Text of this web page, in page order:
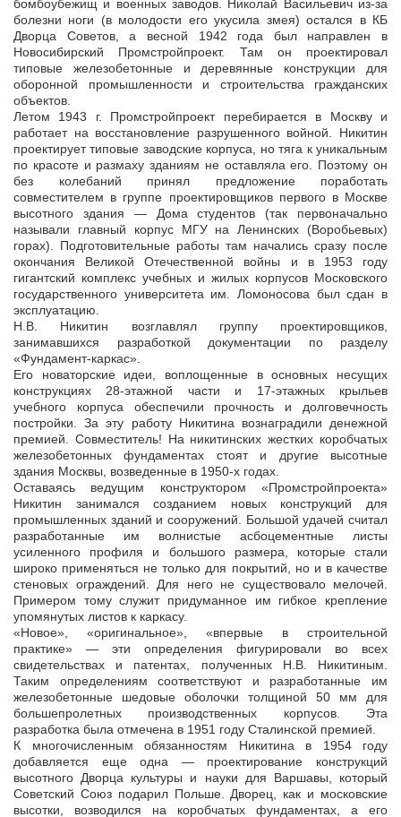
бомбоубежищ и военных заводов. Николай Васильевич из-за
болезни ноги (в молодости его укусила змея) остался в КБ
Дворца Советов, а весной 1942 года был направлен в
Новосибирский Промстройпроект. Там он проектировал
типовые железобетонные и деревянные конструкции для
оборонной промышленности и строительства гражданских
объектов.
Летом 1943 г. Промстройпроект перебирается в Москву и
работает на восстановление разрушенного войной. Никитин
проектирует типовые заводские корпуса, но тяга к уникальным
по красоте и размаху зданиям не оставляла его. Поэтому он
без колебаний принял предложение поработать
совместителем в группе проектировщиков первого в Москве
высотного здания — Дома студентов (так первоначально
называли главный корпус МГУ на Ленинских (Воробьевых)
горах). Подготовительные работы там начались сразу после
окончания Великой Отечественной войны и в 1953 году
гигантский комплекс учебных и жилых корпусов Московского
государственного университета им. Ломоносова был сдан в
эксплуатацию.
Н.В. Никитин возглавлял группу проектировщиков,
занимавшихся разработкой документации по разделу
«Фундамент-каркас».
Его новаторские идеи, воплощенные в основных несущих
конструкциях 28-этажной части и 17-этажных крыльев
учебного корпуса обеспечили прочность и долговечность
постройки. За эту работу Никитина вознаградили денежной
премией. Совместитель! На никитинских жестких коробчатых
железобетонных фундаментах стоят и другие высотные
здания Москвы, возведенные в 1950-х годах.
Оставаясь ведущим конструктором «Промстройпроекта»
Никитин занимался созданием новых конструкций для
промышленных зданий и сооружений. Большой удачей считал
разработанные им волнистые асбоцементные листы
усиленного профиля и большого размера, которые стали
широко применяться не только для покрытий, но и в качестве
стеновых ограждений. Для него не существовало мелочей.
Примером тому служит придуманное им гибкое крепление
упомянутых листов к каркасу.
«Новое», «оригинальное», «впервые в строительной
практике» — эти определения фигурировали во всех
свидетельствах и патентах, полученных Н.В. Никитиным.
Таким определениям соответствуют и разработанные им
железобетонные шедовые оболочки толщиной 50 мм для
большепролетных производственных корпусов. Эта
разработка была отмечена в 1951 году Сталинской премией.
К многочисленным обязанностям Никитина в 1954 году
добавляется еще одна — проектирование конструкций
высотного Дворца культуры и науки для Варшавы, который
Советский Союз подарил Польше. Дворец, как и московские
высотки, возводился на коробчатых фундаментах, а его